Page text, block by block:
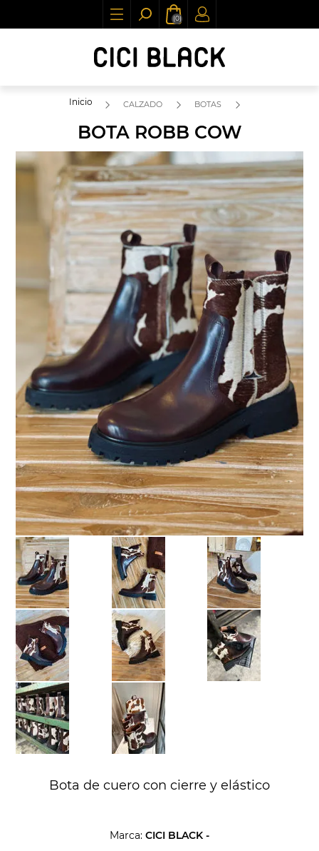
(0)
Inicio CALZADO BOTAS
BOTA ROBB COW
Bota de cuero con cierre y elástico
Marca: CICI BLACK -